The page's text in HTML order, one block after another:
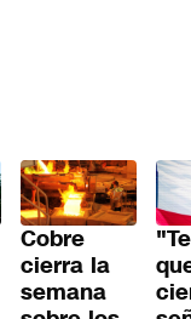
Cobre
cierra la
semana